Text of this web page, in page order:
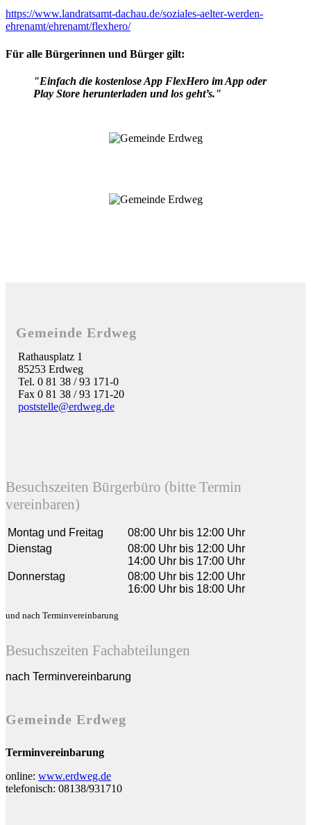
https://www.landratsamt-dachau.de/soziales-aelter-werden-
ehrenamt/ehrenamt/flexhero/
Für alle Bürgerinnen und Bürger gilt:
"Einfach die kostenlose App FlexHero im App oder
Play Store herunterladen und los geht’s."
Gemeinde Erdweg
Rathausplatz 1
85253 Erdweg
Tel. 0 81 38 / 93 171-0
Fax 0 81 38 / 93 171-20
poststelle@erdweg.de
Besuchszeiten Bürgerbüro (bitte Termin
vereinbaren)
Montag und Freitag
08:00 Uhr bis 12:00 Uhr
Dienstag
08:00 Uhr bis 12:00 Uhr
14:00 Uhr bis 17:00 Uhr
Donnerstag
08:00 Uhr bis 12:00 Uhr
16:00 Uhr bis 18:00 Uhr
und nach Terminvereinbarung
Besuchszeiten Fachabteilungen
nach Terminvereinbarung
Gemeinde Erdweg
Terminvereinbarung
online: www.erdweg.de
telefonisch: 08138/931710